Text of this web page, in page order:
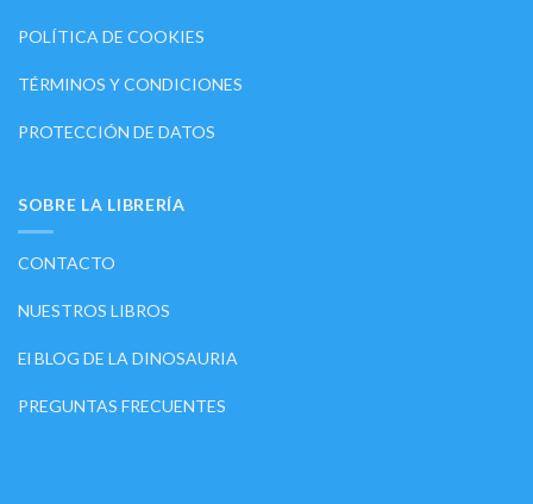
POLÍTICA DE COOKIES
TÉRMINOS Y CONDICIONES
PROTECCIÓN DE DATOS
SOBRE LA LIBRERÍA
CONTACTO
NUESTROS LIBROS
El BLOG DE LA DINOSAURIA
PREGUNTAS FRECUENTES